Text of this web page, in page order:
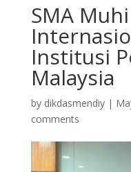
SMA
Institusi
Malaysia
by dikdasmendiy|
comments